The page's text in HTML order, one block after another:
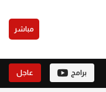
مباشر
برامج عاجل